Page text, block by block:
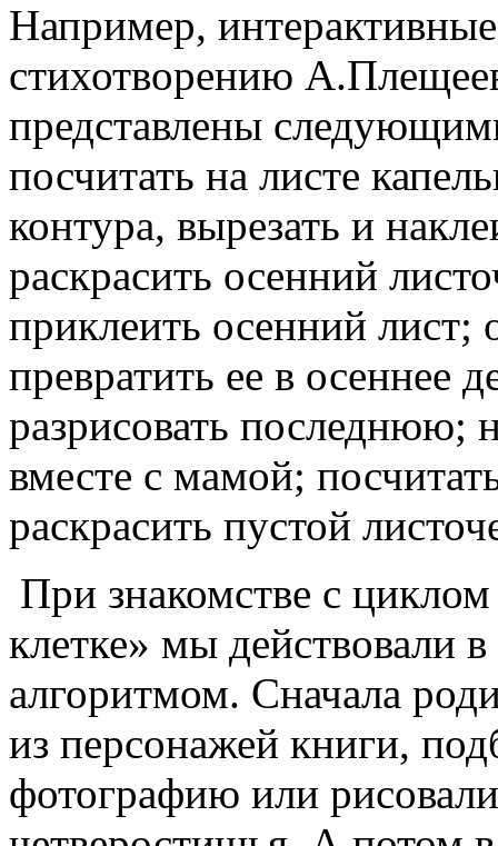
Например,
стихотворению
представлены
посчитать на листе
контура, вырезать и
раскрасить осенний
приклеить осенний
превратить ее в осеннее
разрисовать последнюю;
вместе с мамой;
раскрасить пустой
При знакомстве с
клетке» мы действовали
алгоритмом. Сначала
из персонажей книги,
фотографию или